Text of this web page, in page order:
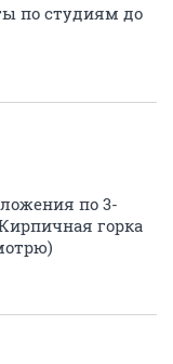
по студиям до
по 3-
горка